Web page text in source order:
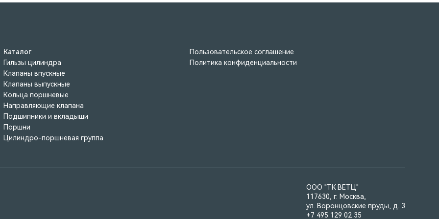
Каталог
Гильзы цилиндра
Клапаны впускные
Клапаны выпускные
Кольца поршневые
Направляющие клапана
Подшипники и вкладыши
Поршни
Цилиндро-поршневая группа
Пользовательское соглашение
Политика конфиденциальности
ООО "ТК ВЕТЦ"
117630, г. Москва,
ул. Воронцовские пруды, д. 3
+7 495 129 02 35